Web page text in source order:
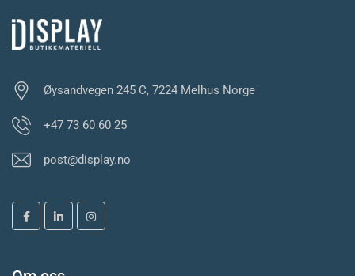
Øysandvegen 245 C, 7224 Melhus Norge
+47 73 60 60 25
post@display.no